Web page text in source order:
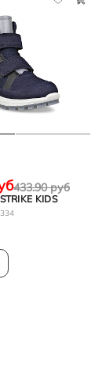
KIDS
433.90 руб
34